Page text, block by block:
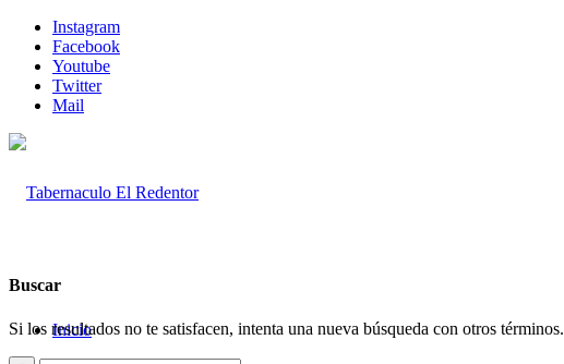
Instagram
Facebook
Youtube
Twitter
Mail
Inicio
Buscar
Si los resultados no te satisfacen, intenta una nueva búsqueda con otros términos.